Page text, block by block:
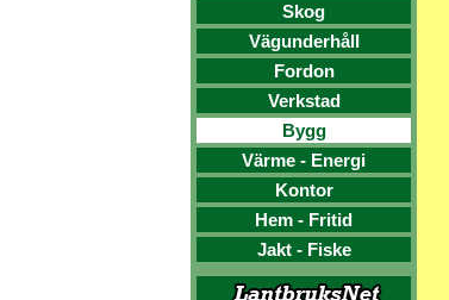
Skog
Vägunderhåll
Fordon
Verkstad
Bygg
Värme - Energi
Kontor
Hem - Fritid
Jakt - Fiske